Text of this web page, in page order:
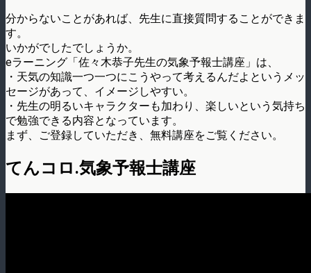
分からないことがあれば、先生に直接質問することができま
す。
いかがでしたでしょうか。
eラーニング「佐々木恭子先生の気象予報士講座」は、
・天気の知識一つ一つにこうやって考えるんだよというメッ
セージがあって、イメージしやすい。
・先生の明るいキャラクターも加わり、楽しいという気持ち
で勉強できる内容となっています。
まず、ご登録していただき、無料講座をご覧ください。
てんコロ.気象予報士講座